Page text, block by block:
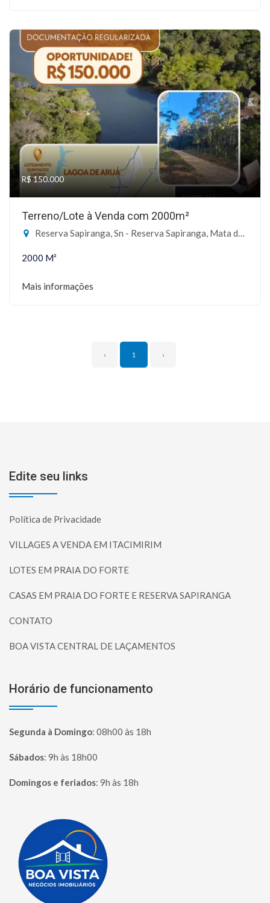
R$ 150.000
Terreno/Lote à Venda com 2000m²
Reserva Sapiranga, Sn - Reserva Sapiranga, Mata de São João-BA
2000 M²
Mais informações
‹ 1 ›
Edite seu links
Política de Privacidade
VILLAGES A VENDA EM ITACIMIRIM
LOTES EM PRAIA DO FORTE
CASAS EM PRAIA DO FORTE E RESERVA SAPIRANGA
CONTATO
BOA VISTA CENTRAL DE LAÇAMENTOS
Horário de funcionamento
Segunda à Domingo: 08h00 às 18h
Sábados: 9h às 18h00
Domingos e feriados: 9h às 18h
Página inicial